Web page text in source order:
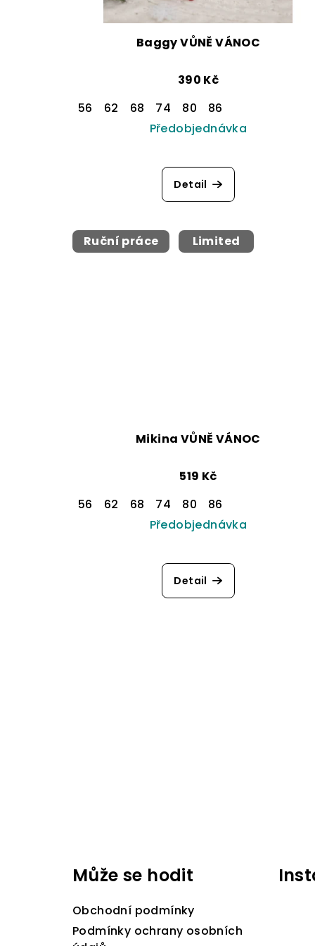
ů
k
Baggy VŮNĚ VÁNOC
390 Kč
56
62 68 74 80
86
Předobjednávka
Detail
Ruční práce Limited
Mikina VŮNĚ VÁNOC
519 Kč
56
62 68 74 80
86
Předobjednávka
Detail
Může se hodit
Obchodní podmínky
Podmínky ochrany osobních